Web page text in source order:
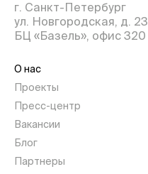
г. Санкт-Петербург
ул. Новгородская, д. 23
БЦ «Базель», офис 320
О нас
Проекты
Пресс-центр
Вакансии
Блог
Партнеры